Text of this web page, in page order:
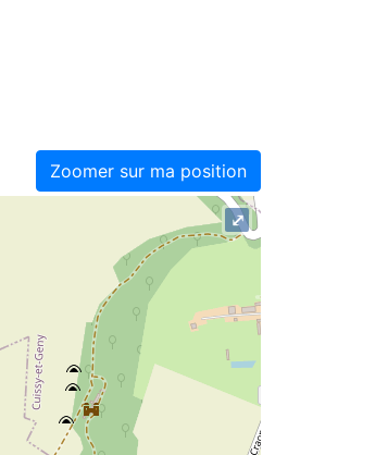
Zoomer sur ma position
⤢